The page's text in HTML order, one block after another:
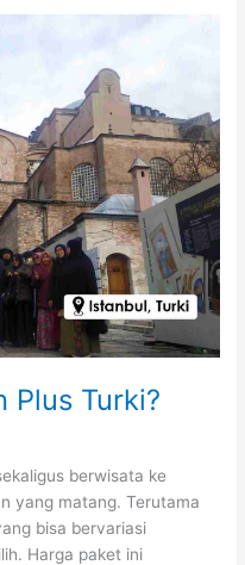
Plus Turki?
berwisata ke
yang matang. Terutama
bisa bervariasi
Harga paket ini